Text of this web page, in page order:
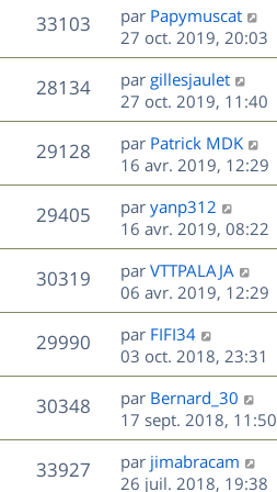
e
s
a
g
e
m
e
s
s
a
g
e
s
i
e
r
m
e
s
s
a
g
e
33103V
u
s
D
e
r
n
i
e
r
m
e
s
s
a
g
e
par Papymuscat
27 oct. 2019, 20:03
28134V
u
e
D
e
r
n
i
e
r
m
e
s
s
a
g
e
par gillesjaulet
27 oct. 2019, 11:40
29128V
u
s
D
e
r
n
i
e
r
m
e
s
s
a
g
e
par Patrick MDK
16 avr. 2019, 12:29
29405V
u
s
D
e
r
n
i
e
r
m
e
s
s
a
g
par yanp312
16 avr. 2019, 08:22
30319V
u
s
D
e
r
n
i
e
r
m
e
s
par VTTPALAJA
06 avr. 2019, 12:29
29990V
u
e
s
D
e
r
n
i
e
r
m
par FIFI34
03 oct. 2018, 23:31
30348V
u
D
e
r
n
i
par Bernard_30
17 sept. 2018, 11:50
33927V
D
e
par jimabracam
26 juil. 2018, 19:38